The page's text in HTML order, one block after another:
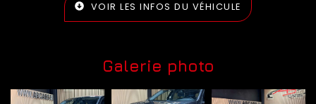
VOIR LES INFOS DU VÉHICULE
Galerie photo